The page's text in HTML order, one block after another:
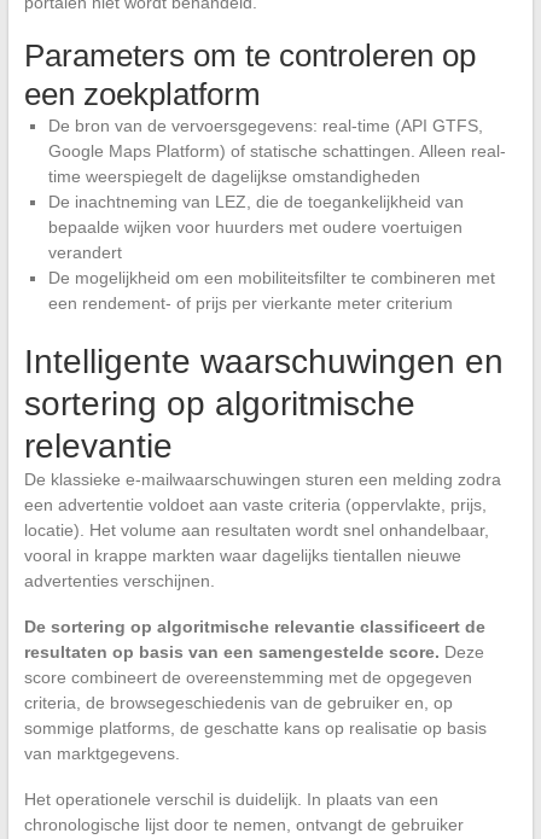
Parameters om te controleren op
een zoekplatform
De bron van de vervoersgegevens: real-time (API GTFS,
Google Maps Platform) of statische schattingen. Alleen real-
time weerspiegelt de dagelijkse omstandigheden
De inachtneming van LEZ, die de toegankelijkheid van
bepaalde wijken voor huurders met oudere voertuigen
verandert
De mogelijkheid om een mobiliteitsfilter te combineren met
een rendement- of prijs per vierkante meter criterium
Intelligente waarschuwingen en
sortering op algoritmische
relevantie
De klassieke e-mailwaarschuwingen sturen een melding zodra
een advertentie voldoet aan vaste criteria (oppervlakte, prijs,
locatie). Het volume aan resultaten wordt snel onhandelbaar,
vooral in krappe markten waar dagelijks tientallen nieuwe
advertenties verschijnen.
De sortering op algoritmische relevantie classificeert de
resultaten op basis van een samengestelde score. Deze
score combineert de overeenstemming met de opgegeven
criteria, de browsegeschiedenis van de gebruiker en, op
sommige platforms, de geschatte kans op realisatie op basis
van marktgegevens.
Het operationele verschil is duidelijk. In plaats van een
chronologische lijst door te nemen, ontvangt de gebruiker